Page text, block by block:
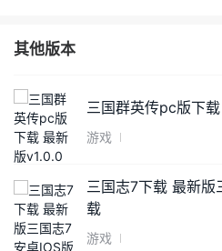
其他版本
三国群英传pc版下
游戏
三国志7下载 最新版
载
游戏